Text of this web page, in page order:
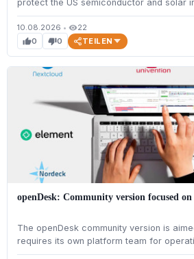
protect the US semiconductor and solar
10.08.2026 • visibility22
thumb_up0 thumb_down0 TEILEN
openDesk: Community version focused
The openDesk community version is
requires its own platform team for